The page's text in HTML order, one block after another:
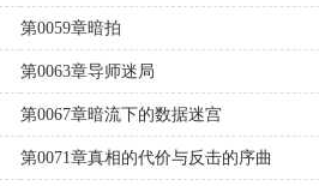
第0059章暗拍
第0063章导师迷局
第0067章暗流下的数据迷宫
第0071章真相的代价与反击的序曲